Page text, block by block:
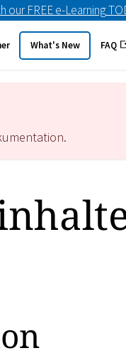
our FREE e-Learning
What's New FAQ